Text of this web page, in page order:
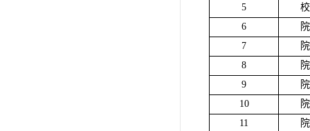
5
6
7
8
9
10
11